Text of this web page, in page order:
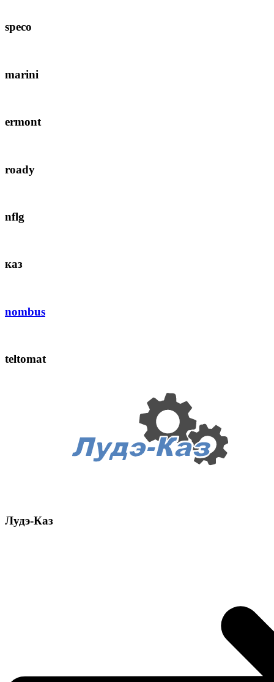
speco
marini
ermont
roady
nflg
каз
nombus
teltomat
Лудэ-Каз